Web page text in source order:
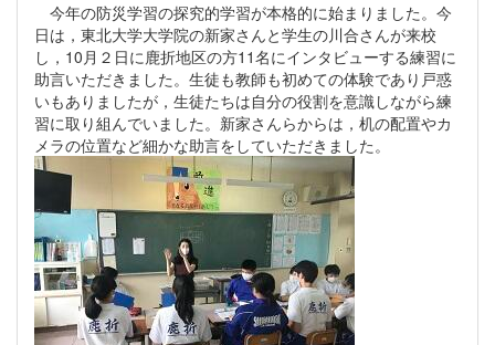
今年の防災学習の探究的学習が本格的に始まりました。今
日は，東北大学大学院の新家さんと学生の川合さんが来校
し，10月２日に鹿折地区の方11名にインタビューする練習に
助言いただきました。生徒も教師も初めての体験であり戸惑
いもありましたが，生徒たちは自分の役割を意識しながら練
習に取り組んでいました。新家さんらからは，机の配置やカ
メラの位置など細かな助言をしていただきました。